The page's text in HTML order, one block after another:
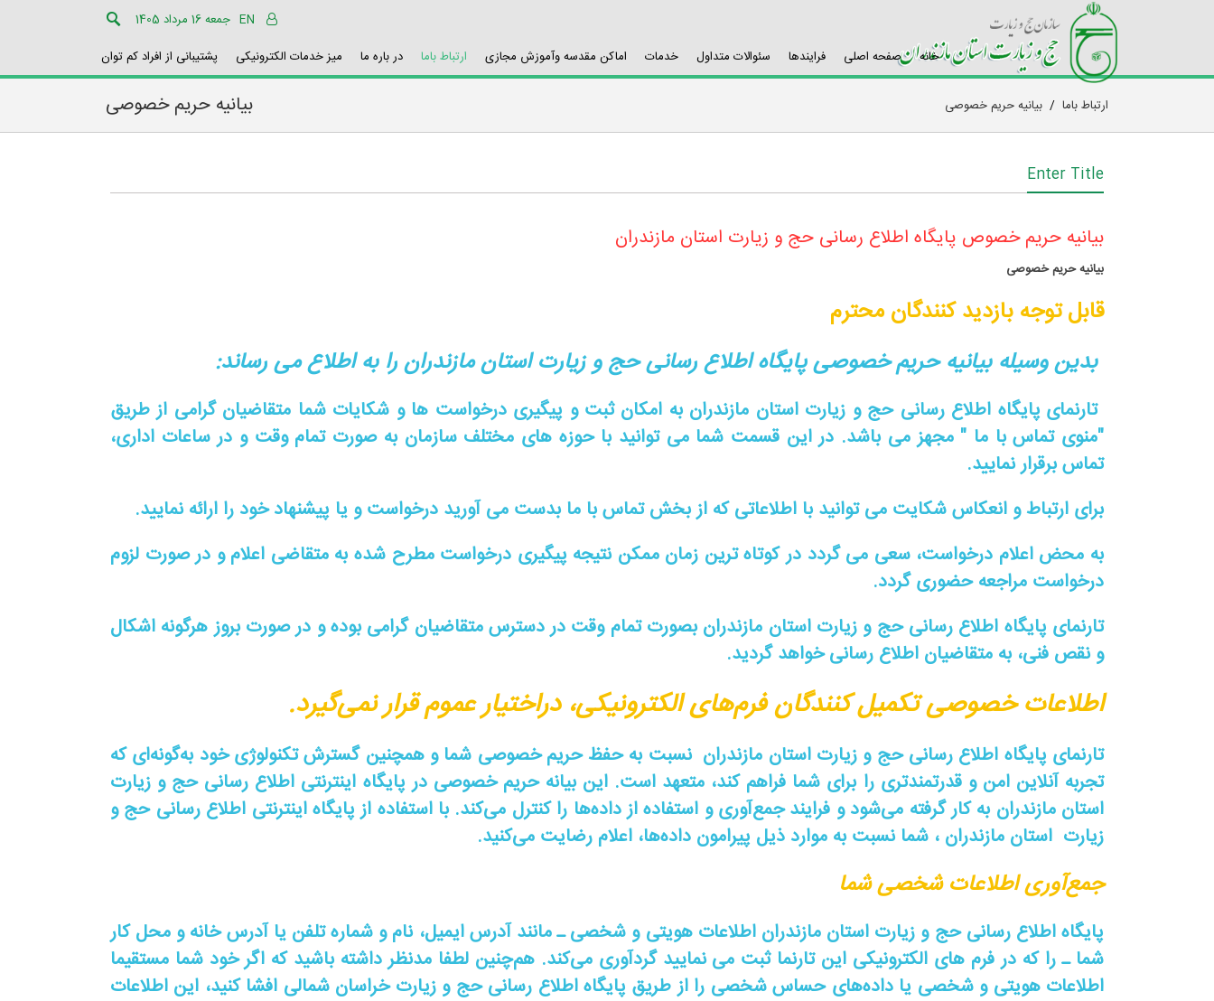
جمعه 16 مرداد 1405 EN
خانه
صفحه اصلی فرایندها سئوالات متداول خدمات اماکن مقدسه وآموزش مجازی ارتباط باما در باره ما میز خدمات الکترونیکی پشتیبانی از افراد کم توان
بیانیه حریم خصوصی ارتباط باما / بیانیه حریم خصوصی
Enter Title
بیانیه حریم خصوص پایگاه اطلاع رسانی حج و زیارت استان مازندران
بیانیه حریم خصوصی
قابل توجه بازدید کنندگان محترم
بدین وسیله بیانیه حریم خصوصی پایگاه اطلاع رسانی حج و زیارت استان مازندران را به اطلاع می رساند:
تارنمای پایگاه اطلاع رسانی حج و زیارت استان مازندران به امکان ثبت و پیگیری درخواست ها و شکایات شما متقاضیان گرامی از طریق
"منوی تماس با ما " مجهز می باشد. در این قسمت شما می توانید با حوزه های مختلف سازمان به صورت تمام وقت و در ساعات اداری،
تماس برقرار نمایید.
برای ارتباط و انعکاس شکایت می توانید با اطلاعاتی که از بخش تماس با ما بدست می آورید درخواست و یا پیشنهاد خود را ارائه نمایید.
به محض اعلام درخواست، سعی می گردد در کوتاه ترین زمان ممکن نتیجه پیگیری درخواست مطرح شده به متقاضی اعلام و در صورت لزوم
درخواست مراجعه حضوری گردد.
تارنمای پایگاه اطلاع رسانی حج و زیارت استان مازندران بصورت تمام وقت در دسترس متقاضیان گرامی بوده و در صورت بروز هرگونه اشکال
و نقص فنی، به متقاضیان اطلاع رسانی خواهد گردید.
اطلاعات خصوصی تکمیل کنندگان فرم‌های الکترونیکی، دراختیار عموم قرار نمی‌گیرد.
تارنمای پایگاه اطلاع رسانی حج و زیارت استان مازندران نسبت به حفظ حریم خصوصی شما و همچنین گسترش تکنولوژی خود به‌گونه‌ای که
تجربه آنلاین امن و قدرتمندتری را برای شما فراهم کند، متعهد است. این بیانه حریم خصوصی در پایگاه اینترنتی اطلاع رسانی حج و زیارت
استان مازندران به کار گرفته می‌شود و فرایند جمع‌آوری و استفاده از داده‌ها را کنترل می‌کند. با استفاده از پایگاه اینترنتی اطلاع رسانی حج و
زیارت استان مازندران ، شما نسبت به موارد ذیل پیرامون داده‌ها، اعلام رضایت می‌کنید.
جمع‌آوری اطلاعات شخصی شما
پایگاه اطلاع رسانی حج و زیارت استان مازندران اطلاعات هویتی و شخصی ـ مانند آدرس ایمیل، نام و شماره تلفن یا آدرس خانه و محل کار
شما ـ را که در فرم های الکترونیکی این تارنما ثبت می نمایید گردآوری می‌کند. هم‌چنین لطفا مدنظر داشته باشید که اگر خود شما مستقیما
اطلاعات هویتی و شخصی یا داده‌های حساس شخصی را از طریق پایگاه اطلاع رسانی حج و زیارت خراسان شمالی افشا کنید، این اطلاعات